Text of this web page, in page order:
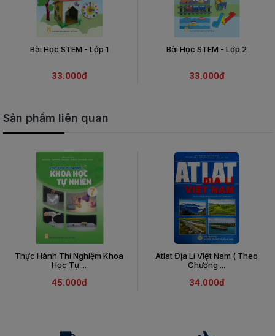
Bài Học STEM - Lớp 1
33.000đ
Bài Học STEM - Lớp 2
33.000đ
Sản phẩm liên quan
Thực Hành Thí Nghiệm Khoa
Học Tự ...
45.000đ
Atlat Địa Lí Việt Nam ( Theo
Chương ...
34.000đ